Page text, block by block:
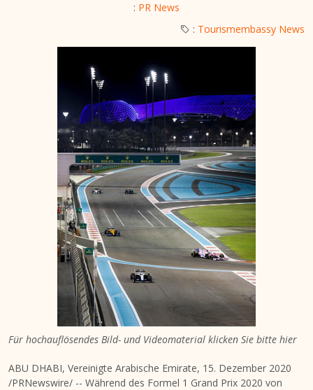
: PR News
: Tourismembassy News
Für hochauflösendes Bild- und Videomaterial klicken Sie bitte hier
ABU DHABI, Vereinigte Arabische Emirate, 15. Dezember 2020
/PRNewswire/ -- Während des Formel 1 Grand Prix 2020 von